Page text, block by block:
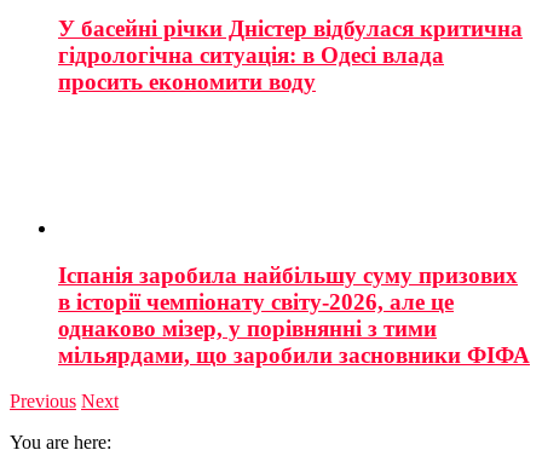
У басейні річки Дністер відбулася критична
гідрологічна ситуація: в Одесі влада
просить економити воду
Іспанія заробила найбільшу суму призових
в історії чемпіонату світу-2026, але це
однаково мізер, у порівнянні з тими
мільярдами, що заробили засновники ФІФА
Previous Next
You are here: